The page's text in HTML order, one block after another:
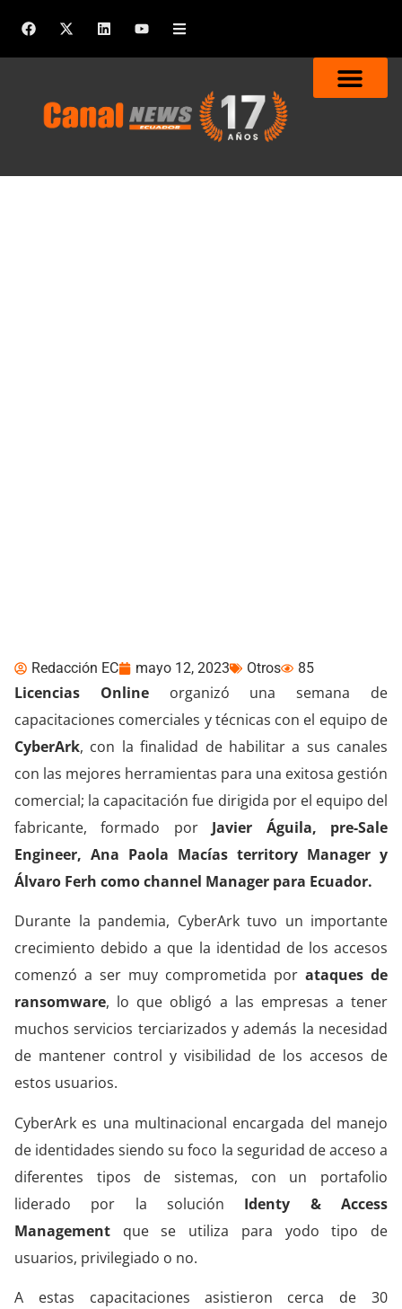
Redacción EC mayo 12, 2023 Otros 85
Licencias Onlineorganizó una semana de
capacitaciones comerciales y técnicas con el equipo de
CyberArk, con la finalidad de habilitar a sus canales
con las mejores herramientas para una exitosa gestión
comercial; la capacitación fue dirigida por el equipo del
fabricante, formado por Javier Águila, pre-Sale
Engineer, Ana Paola Macías territory Manager y
Álvaro Ferh como channel Manager para Ecuador.
Durante la pandemia, CyberArk tuvo un importante
crecimiento debido a que la identidad de los accesos
comenzó a ser muy comprometida por ataques de
ransomware, lo que obligó a las empresas a tener
muchos servicios terciarizados y además la necesidad
de mantener control y visibilidad de los accesos de
estos usuarios.
CyberArk es una multinacional encargada del manejo
de identidades siendo su foco la seguridad de acceso a
diferentes tipos de sistemas, con un portafolio
liderado por la solución Identy & Access
Management que se utiliza para yodo tipo de
usuarios, privilegiado o no.
A estas capacitaciones asistieron cerca de 30